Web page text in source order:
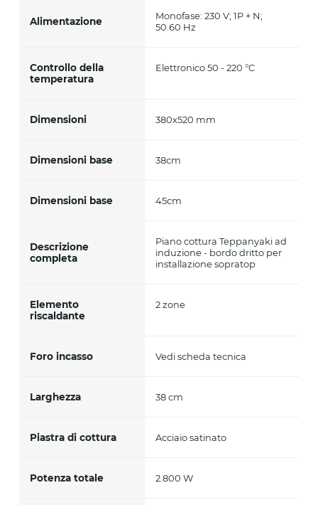
Alimentazione
Monofase: 230 V; 1P + N;
50.60 Hz
Controllo della
temperatura
Elettronico 50 - 220 °C
Dimensioni 380x520 mm
Dimensioni base 38cm
Dimensioni base 45cm
Descrizione
completa
Piano cottura Teppanyaki ad
induzione - bordo dritto per
installazione sopratop
Elemento
riscaldante
2 zone
Foro incasso Vedi scheda tecnica
Larghezza 38 cm
Piastra di cottura Acciaio satinato
Potenza totale 2.800 W